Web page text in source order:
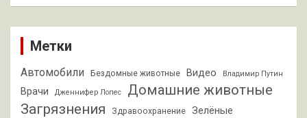
Метки
Автомобили Бездомные животные Видео Владимир Путин
Врачи Дженнифер Лопес
Домашние животные
Загрязнения
Здравоохранение
Зелёные